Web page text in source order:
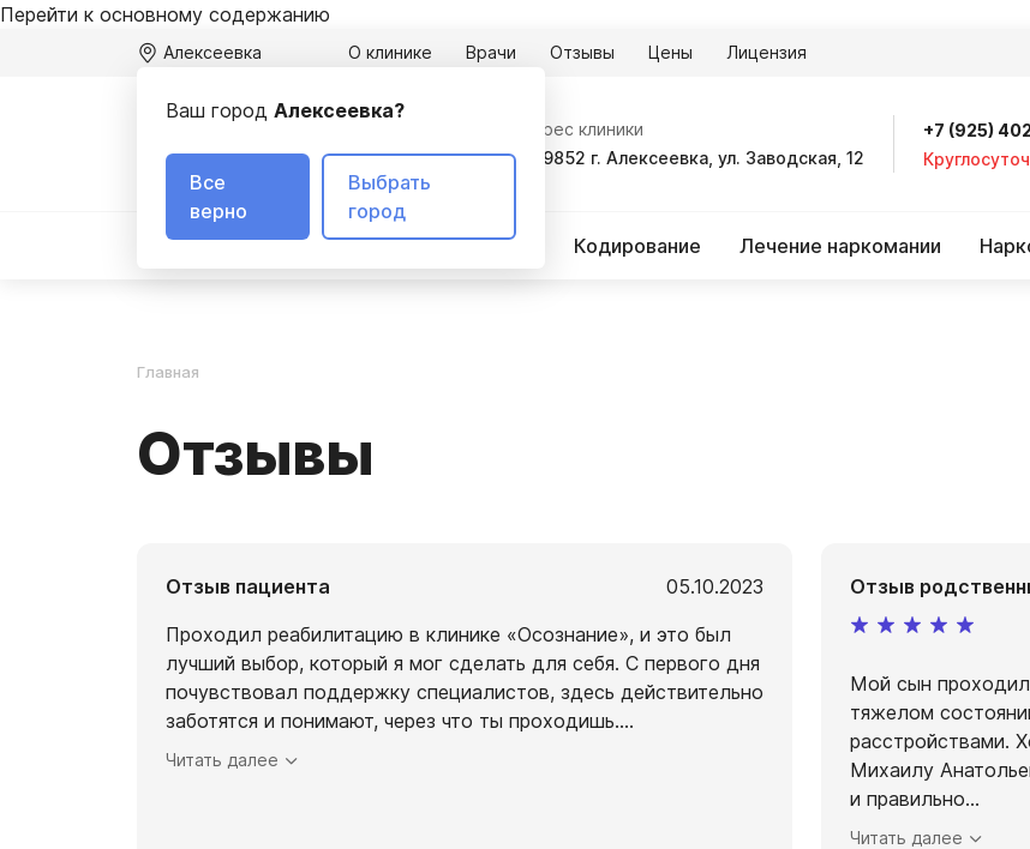
Перейти к основному содержанию
Алексеевка
Ваш город Алексеевка?
Все
верно
Выбрать
город
О клинике Врачи Отзывы Цены Лицензия
Адрес клиники
309852 г. Алексеевка, ул. Заводская, 12
+7 (925)
Вывод из запоя Лечение алкоголизма Кодирование Лечение наркомании
Главная
Отзывы
Отзыв пациента
05.10.2023
Проходил реабилитацию в клинике «Осознание», и это был
лучший выбор, который я мог сделать для себя. С первого дня
почувствовал поддержку специалистов, здесь действительно
заботятся и понимают, через что ты проходишь....
Читать далее
Отзыв
Мой сын проходил
тяжелом
расстройствами.
Михаилу
и правильно...
Читать далее